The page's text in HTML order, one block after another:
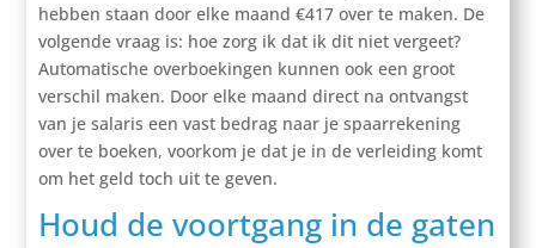
hebben staan door elke maand €417 over te maken. De
volgende vraag is: hoe zorg ik dat ik dit niet vergeet?
Automatische overboekingen kunnen ook een groot
verschil maken. Door elke maand direct na ontvangst
van je salaris een vast bedrag naar je spaarrekening
over te boeken, voorkom je dat je in de verleiding komt
om het geld toch uit te geven.
Houd de voortgang in de gaten